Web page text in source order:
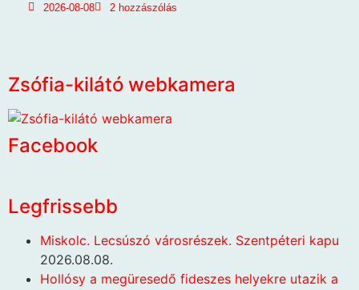
2026-08-08 2 hozzászólás
Zsófia-kilátó webkamera
Facebook
Legfrissebb
Miskolc. Lecsúszó városrészek. Szentpéteri kapu
2026.08.08.
Hollósy a megüresedő fideszes helyekre utazik a